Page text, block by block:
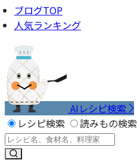
ブログTOP
人気ランキング
AIレシピ検索
レシピ検索
読みもの検索